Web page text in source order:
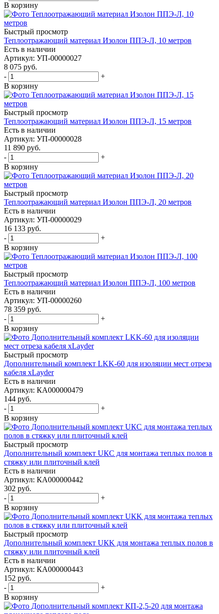
В корзину
Быстрый просмотр
Теплоотражающий материал Изолон ППЭ-Л, 10 метров
Есть в наличии
Артикул: УП-00000027
8 075 руб.
-
+
В корзину
Быстрый просмотр
Теплоотражающий материал Изолон ППЭ-Л, 15 метров
Есть в наличии
Артикул: УП-00000028
11 890 руб.
-
+
В корзину
Быстрый просмотр
Теплоотражающий материал Изолон ППЭ-Л, 20 метров
Есть в наличии
Артикул: УП-00000029
16 133 руб.
-
+
В корзину
Быстрый просмотр
Теплоотражающий материал Изолон ППЭ-Л, 100 метров
Есть в наличии
Артикул: УП-00000260
78 359 руб.
-
+
В корзину
Быстрый просмотр
Дополнительный комплект LKK-60 для изоляции мест отреза
кабеля xLayder
Есть в наличии
Артикул: КА000000479
144 руб.
-
+
В корзину
Быстрый просмотр
Дополнительный комплект UКC для монтажа теплых полов в
стяжку или плиточный клей
Есть в наличии
Артикул: КА000000442
302 руб.
-
+
В корзину
Быстрый просмотр
Дополнительный комплект UКK для монтажа теплых полов в
стяжку или плиточный клей
Есть в наличии
Артикул: КА000000443
152 руб.
-
+
В корзину